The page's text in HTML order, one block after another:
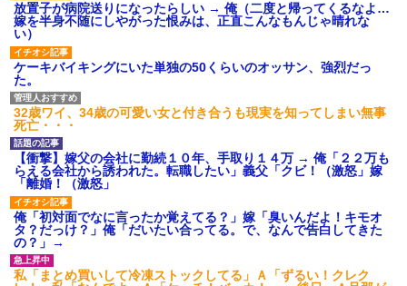
百年の恋12-899 食べた量を
張り合ってくる
【悲報】佐藤輝明・・・２軍
でも盛大にやらかす←あまり悲
しませないでくれ
放置子が病院送りになったらしい → 俺（二度と帰ってくるなよ…
嫁を半身不随にしやがった恨みは、正直こんなもんじゃ晴れな
い）
ケーキバイキングにいた単独の50くらいのオッサン、強烈だっ
た。
32歳ワイ、34歳の可愛い女と付き合うも現実を知ってしまい無事
死亡・・・
【衝撃】嫁父の会社に勤続１０年、手取り１４万 → 俺「２２万も
らえる会社から誘われた。転職したい」義父「クビ！（激怒」嫁
「離婚！（激怒」
俺「初対面でなに言ったか覚えてる？」嫁「臭いんだよ！キモオ
タ？だっけ？」俺「だいたい合ってる。で、なんで告白してきた
の？」→
私「まとめ買いして冷凍ストックしてる」Ａ「ずるい！クレク